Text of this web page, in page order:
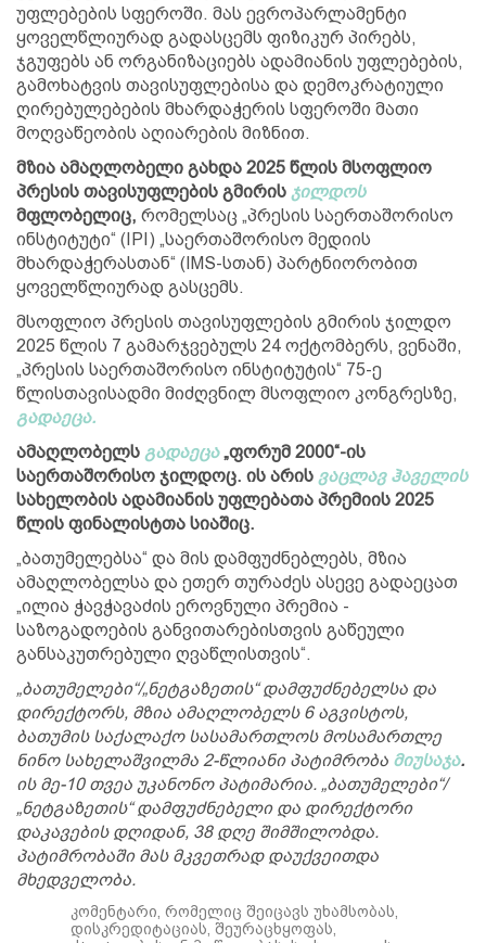
უფლებების სფეროში. მას ევროპარლამენტი
ყოველწლიურად გადასცემს ფიზიკურ პირებს,
ჯგუფებს ან ორგანიზაციებს ადამიანის უფლებების,
გამოხატვის თავისუფლებისა და დემოკრატიული
ღირებულებების მხარდაჭერის სფეროში მათი
მოღვაწეობის აღიარების მიზნით.
მზია ამაღლობელი გახდა 2025 წლის მსოფლიო
პრესის თავისუფლების გმირის ჯილდოს
მფლობელიც, რომელსაც „პრესის საერთაშორისო
ინსტიტუტი“ (IPI) „საერთაშორისო მედიის
მხარდაჭერასთან“ (IMS-სთან) პარტნიორობით
ყოველწლიურად გასცემს.
მსოფლიო პრესის თავისუფლების გმირის ჯილდო
2025 წლის 7 გამარჯვებულს 24 ოქტომბერს, ვენაში,
„პრესის საერთაშორისო ინსტიტუტის“ 75-ე
წლისთავისადმი მიძღვნილ მსოფლიო კონგრესზე,
გადაეცა.
ამაღლობელს გადაეცა„ფორუმ 2000“-ის
საერთაშორისო ჯილდოც. ის არის ვაცლავ ჰაველის
სახელობის ადამიანის უფლებათა პრემიის 2025
წლის ფინალისტთა სიაშიც.
„ბათუმელებსა“ და მის დამფუძნებლებს, მზია
ამაღლობელსა და ეთერ თურაძეს ასევე გადაეცათ
„ილია ჭავჭავაძის ეროვნული პრემია -
საზოგადოების განვითარებისთვის გაწეული
განსაკუთრებული ღვაწლისთვის“.
„ბათუმელები“/„ნეტგაზეთის“ დამფუძნებელსა და
დირექტორს, მზია ამაღლობელს 6 აგვისტოს,
ბათუმის საქალაქო სასამართლოს მოსამართლე
ნინო სახელაშვილმა 2-წლიანი პატიმრობა მიუსაჯა.
ის მე-10 თვეა უკანონო პატიმარია. „ბათუმელები“/
„ნეტგაზეთის“ დამფუძნებელი და დირექტორი
დაკავების დღიდან, 38 დღე შიმშილობდა.
პატიმრობაში მას მკვეთრად დაუქვეითდა
მხედველობა.
კომენტარი, რომელიც შეიცავს უხამსობას,
დისკრედიტაციას, შეურაცხყოფას,